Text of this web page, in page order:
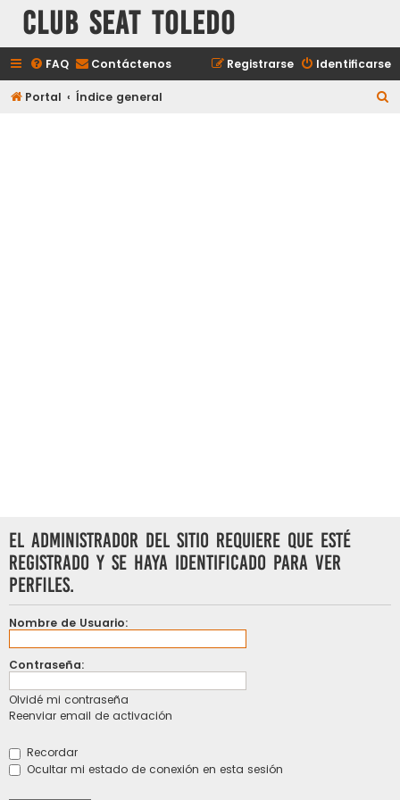
Club Seat Toledo
FAQ Contáctenos Identificarse
Registrarse
Portal Índice general
El administrador del sitio requiere que esté
registrado y se haya identificado para ver
perfiles.
Nombre de Usuario:
Contraseña:
Olvidé mi contraseña
Reenviar email de activación
Recordar
Ocultar mi estado de conexión en esta sesión